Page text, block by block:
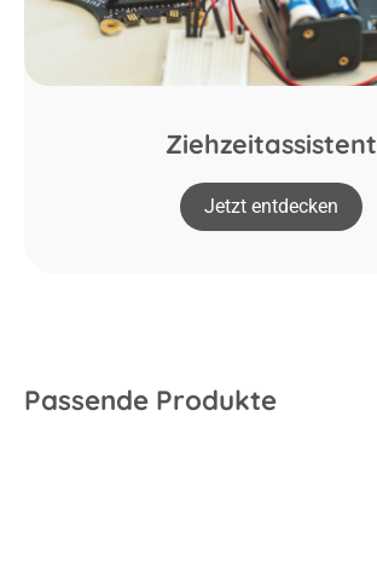
Ziehzeitassistent
Jetzt entdecken
Passende Produkte